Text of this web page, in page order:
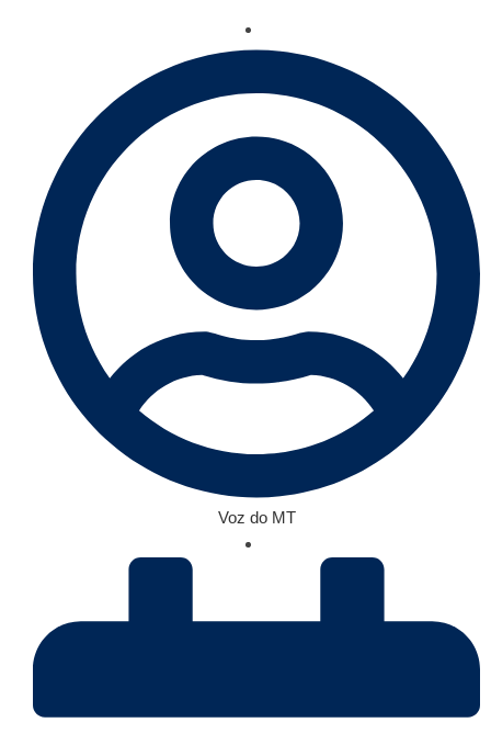
Voz do MT